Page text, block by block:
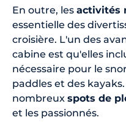
En outre, les activités
essentielle des
croisière. L'un des
cabine est qu'elles
nécessaire pour le
paddles et des
nombreux spots de
et les passionnés.